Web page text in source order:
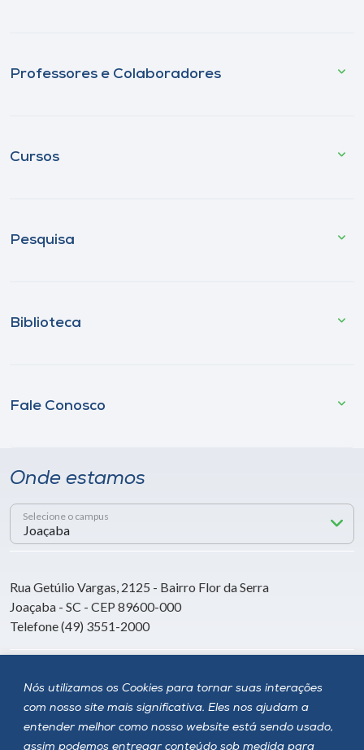
Nós utilizamos os Cookies para tornar suas interações
com nosso site mais significativa. Eles nos ajudam a
entender melhor como nosso website está sendo usado,
assim podemos entregar conteúdo sob medida para
Professores e Colaboradores
Cursos
Pesquisa
Biblioteca
Fale Conosco
Onde estamos
Selecione o campus
Rua Getúlio Vargas, 2125 - Bairro Flor da Serra
Joaçaba - SC - CEP 89600-000
Telefone (49) 3551-2000
Siga a Unoesc